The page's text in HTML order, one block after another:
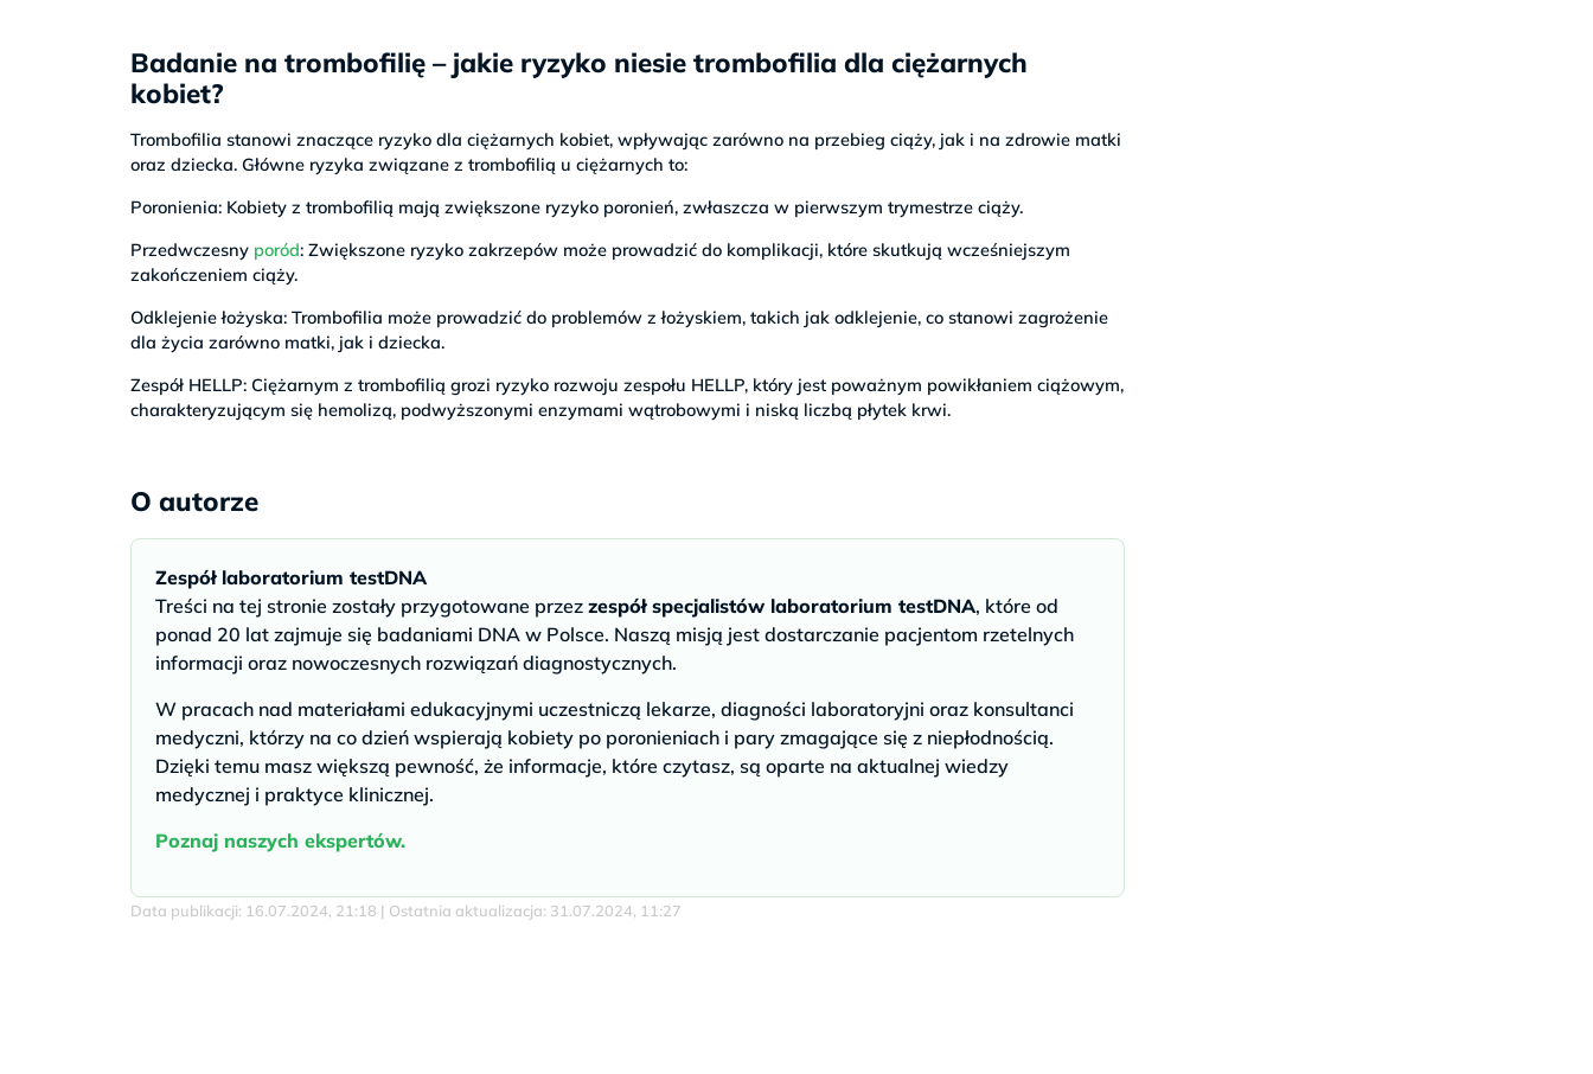
Badanie na trombofilię – jakie ryzyko niesie trombofilia dla ciężarnych
kobiet?
Trombofilia stanowi znaczące ryzyko dla ciężarnych kobiet, wpływając zarówno na przebieg ciąży, jak i na zdrowie matki
oraz dziecka. Główne ryzyka związane z trombofilią u ciężarnych to:
Poronienia: Kobiety z trombofilią mają zwiększone ryzyko poronień, zwłaszcza w pierwszym trymestrze ciąży.
Przedwczesny poród: Zwiększone ryzyko zakrzepów może prowadzić do komplikacji, które skutkują wcześniejszym
zakończeniem ciąży.
Odklejenie łożyska: Trombofilia może prowadzić do problemów z łożyskiem, takich jak odklejenie, co stanowi zagrożenie
dla życia zarówno matki, jak i dziecka.
Zespół HELLP: Ciężarnym z trombofilią grozi ryzyko rozwoju zespołu HELLP, który jest poważnym powikłaniem ciążowym,
charakteryzującym się hemolizą, podwyższonymi enzymami wątrobowymi i niską liczbą płytek krwi.
O autorze
Zespół laboratorium testDNA
Treści na tej stronie zostały przygotowane przezzespół specjalistów laboratorium testDNA, które od
ponad 20 lat zajmuje się badaniami DNA w Polsce. Naszą misją jest dostarczanie pacjentom rzetelnych
informacji oraz nowoczesnych rozwiązań diagnostycznych.
W pracach nad materiałami edukacyjnymi uczestniczą lekarze, diagności laboratoryjni oraz konsultanci
medyczni, którzy na co dzień wspierają kobiety po poronieniach i pary zmagające się z niepłodnością.
Dzięki temu masz większą pewność, że informacje, które czytasz, są oparte na aktualnej wiedzy
medycznej i praktyce klinicznej.
Poznaj naszych ekspertów.
Data publikacji: 16.07.2024, 21:18 | Ostatnia aktualizacja: 31.07.2024, 11:27